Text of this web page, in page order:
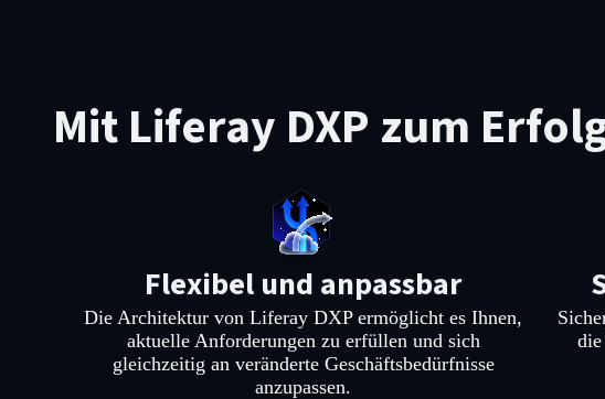
Mit Liferay DXP zum
Flexibel und anpassbar
Die Architektur von Liferay DXP ermöglicht es Ihnen,
aktuelle Anforderungen zu erfüllen und sich
gleichzeitig an veränderte Geschäftsbedürfnisse
anzupassen.